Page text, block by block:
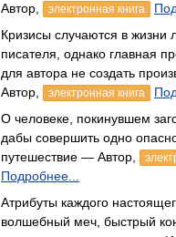
Автор,
электронная книга
Кризисы случаются в жизни
писателя, однако главная
для автора не создать
Автор,
электронная книга
О человеке, покинувшем
дабы совершить одно
путешествие — Автор,
Подробнее...
Атрибуты каждого
волшебный меч, быстрый